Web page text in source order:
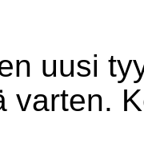
uusi
varten.